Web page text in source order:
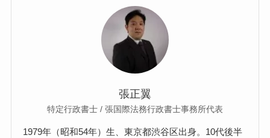
張正翼
特定行政書士 / 張国際法務行政書士事務所代表
1979年（昭和54年）生、東京都渋谷区出身。10代後半